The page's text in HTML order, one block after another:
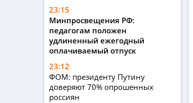
23:15
Минпросвещения РФ:
педагогам положен
удлиненный ежегодный
оплачиваемый отпуск
23:12
ФОМ: президенту Путину
доверяют 70% опрошенных
россиян